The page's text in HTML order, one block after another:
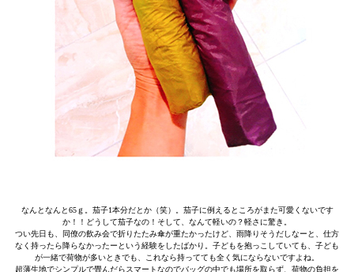
なんとなんと65ｇ。茄子1本分だとか（笑）。茄子に例えるところがまた可愛くないです
か！！どうして茄子なの！そして、なんて軽いの？軽さに驚き。
つい先日も、同僚の飲み会で折りたたみ傘が重たかったけど、雨降りそうだしなーと、仕方
なく持ったら降らなかったーという経験をしたばかり。子どもを抱っこしていても、子ども
が一緒で荷物が多いときでも、これなら持ってても全く気にならないですよね。
超薄生地でシンプルで畳んだらスマートなのでバッグの中でも場所を取らず、荷物の負担を